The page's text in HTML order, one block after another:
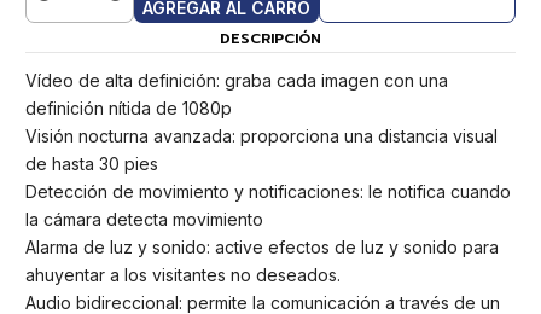
Cantidad AGREGAR AL CARRO
DESCRIPCIÓN
Vídeo de alta definición: graba cada imagen con una
definición nítida de 1080p
Visión nocturna avanzada: proporciona una distancia visual
de hasta 30 pies
Detección de movimiento y notificaciones: le notifica cuando
la cámara detecta movimiento
Alarma de luz y sonido: active efectos de luz y sonido para
ahuyentar a los visitantes no deseados.
Audio bidireccional: permite la comunicación a través de un